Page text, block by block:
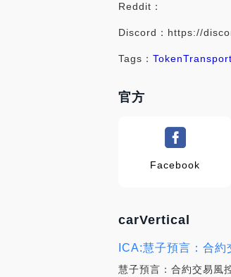
Reddit：
Discord：https://
Tags： TokenTransport
官方
Facebook
carVertical
ICA:慧子預言：合
慧子預言：合約交易風